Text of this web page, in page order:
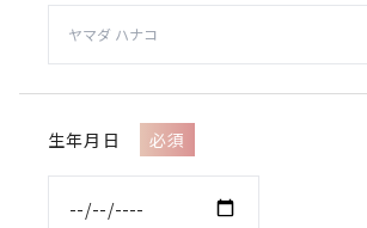
生年月日 必須